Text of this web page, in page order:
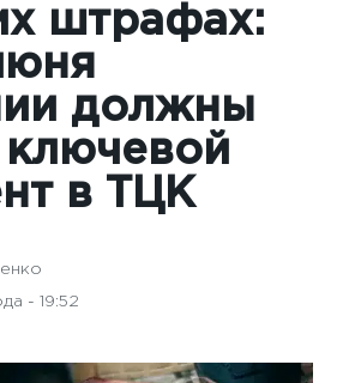
штрафах:
должны
ключевой
в ТЦК
- 19:52